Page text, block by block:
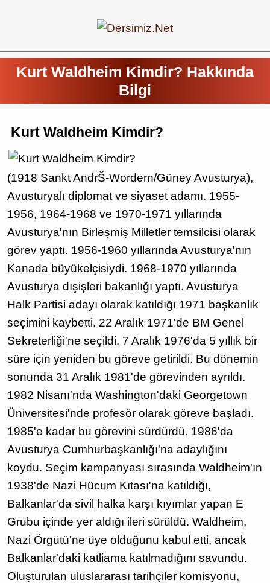
Kurt Waldheim Kimdir? Hakkında
Bilgi
Kurt Waldheim Kimdir?
(1918 Sankt AndrŠ-Wordern/Güney Avusturya),
Avusturyalı diplomat ve siyaset adamı. 1955-
1956, 1964-1968 ve 1970-1971 yıllarında
Avusturya'nın Birleşmiş Milletler temsilcisi olarak
görev yaptı. 1956-1960 yıllarında Avusturya'nın
Kanada büyükelçisiydi. 1968-1970 yıllarında
Avusturya dışişleri bakanlığı yaptı. Avusturya
Halk Partisi adayı olarak katıldığı 1971 başkanlık
seçimini kaybetti. 22 Aralık 1971'de BM Genel
Sekreterliği'ne seçildi. 7 Aralık 1976'da 5 yıllık bir
süre için yeniden bu göreve getirildi. Bu dönemin
sonunda 31 Aralık 1981'de görevinden ayrıldı.
1982 Nisanı'nda Washington'daki Georgetown
Üniversitesi'nde profesör olarak göreve başladı.
1985'e kadar bu görevini sürdürdü. 1986'da
Avusturya Cumhurbaşkanlığı'na adaylığını
koydu. Seçim kampanyası sırasında Waldheim'ın
1938'de Nazi Hücum Kıtası'na katıldığı,
Balkanlar'da sivil halka karşı kıyımlar yapan E
Grubu içinde yer aldığı ileri sürüldü. Waldheim,
Nazi Örgütü'ne üye olduğunu kabul etti, ancak
Balkanlar'daki katliama katılmadığını savundu.
Oluşturulan uluslararası tarihçiler komisyonu,